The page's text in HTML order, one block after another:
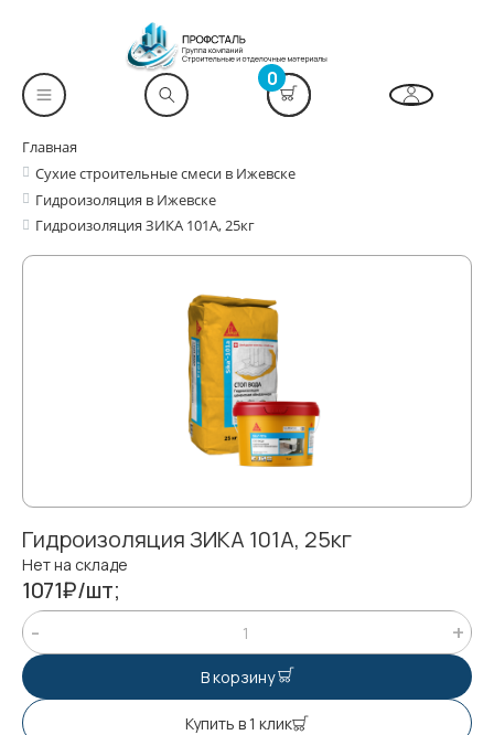
0
Главная
Сухие строительные смеси в Ижевске
Гидроизоляция в Ижевске
Гидроизоляция ЗИКА 101А, 25кг
Гидроизоляция ЗИКА 101А, 25кг
Нет на складе
1071₽/шт;
В корзину
Купить в 1 клик